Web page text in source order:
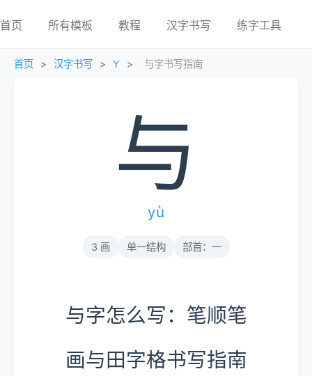
首页 所有模板 教程 汉字书写 练字工具
首页 > 汉字书写 > Y > 与字书写指南
与
yù
3 画 单一结构 部首：一
与字怎么写：笔顺笔
画与田字格书写指南